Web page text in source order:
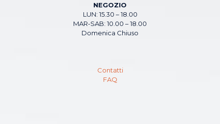
NEGOZIO
LUN: 15.30 – 18.00
MAR-SAB: 10.00 – 18.00
Domenica Chiuso
Contatti
FAQ